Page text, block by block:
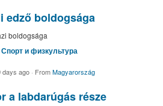
edző boldogsága
boldogsága
Спорт и физкультура
days ago · FromMagyarország
a labdarúgás része